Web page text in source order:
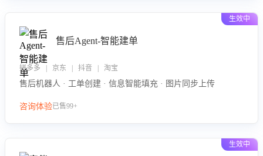
生效中
售后Agent-智能建单
拼多多 | 京东 | 抖音 | 淘宝
售后机器人 · 工单创建 · 信息智能填充 · 图片同步上传
咨询体验已售99+
生效中